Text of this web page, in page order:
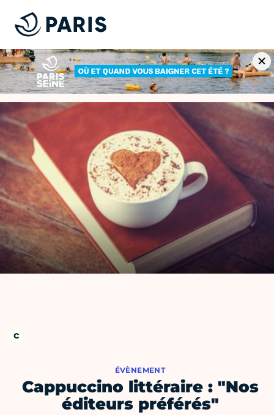
ÉVÈNEMENT
Cappuccino littéraire : "Nos
éditeurs préférés"